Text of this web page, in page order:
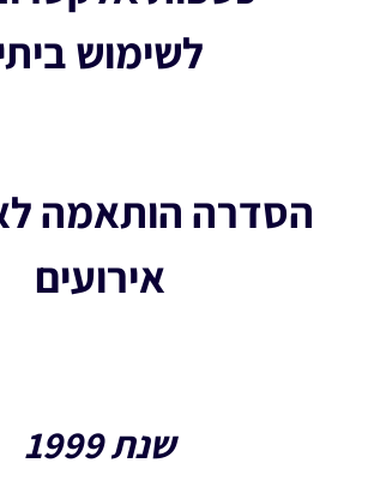
לשימוש
הסדרה הותאמה
אירועים
שנת 1999